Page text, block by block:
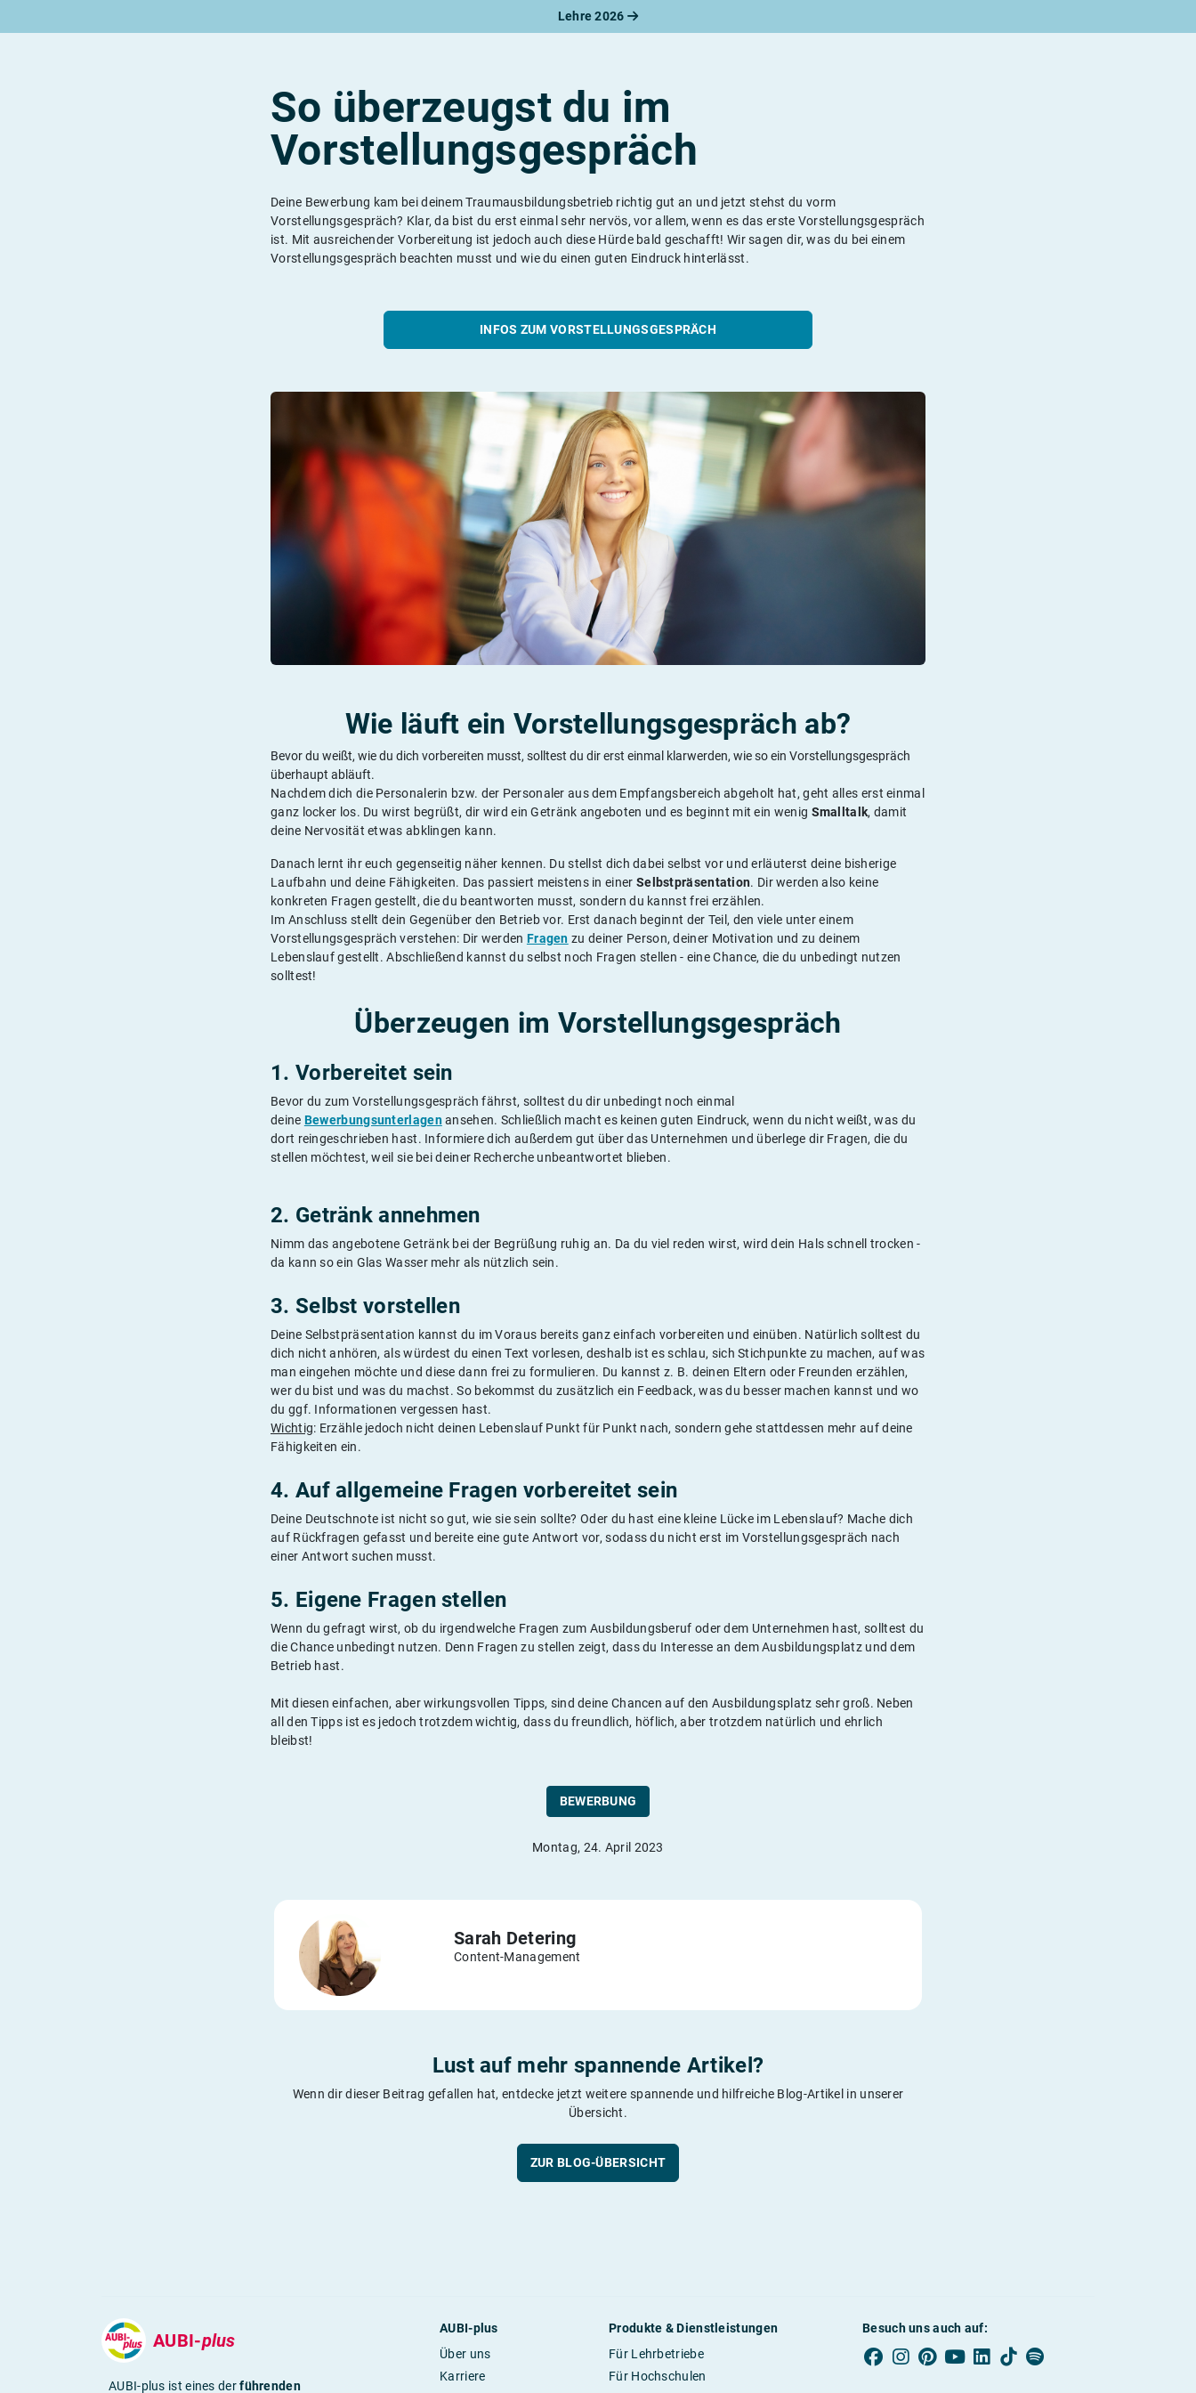
Lehre 2026
Rund um die LehreRund um das duale StudiumRund um Berufe
Berufs-Check starten
So überzeugst du im
Vorstellungsgespräch
Deine Bewerbung kam bei deinem Traumausbildungsbetrieb richtig gut an und jetzt stehst du vorm
Vorstellungsgespräch? Klar, da bist du erst einmal sehr nervös, vor allem, wenn es das erste Vorstellungsgespräch
ist. Mit ausreichender Vorbereitung ist jedoch auch diese Hürde bald geschafft! Wir sagen dir, was du bei einem
Vorstellungsgespräch beachten musst und wie du einen guten Eindruck hinterlässt.
INFOS ZUM VORSTELLUNGSGESPRÄCH
Wie läuft ein Vorstellungsgespräch ab?
Bevor du weißt, wie du dich vorbereiten musst, solltest du dir erst einmal klarwerden, wie so ein Vorstellungsgespräch
überhaupt abläuft.
Nachdem dich die Personalerin bzw. der Personaler aus dem Empfangsbereich abgeholt hat, geht alles erst einmal
ganz locker los. Du wirst begrüßt, dir wird ein Getränk angeboten und es beginnt mit ein wenig Smalltalk, damit
deine Nervosität etwas abklingen kann.
Danach lernt ihr euch gegenseitig näher kennen. Du stellst dich dabei selbst vor und erläuterst deine bisherige
Laufbahn und deine Fähigkeiten. Das passiert meistens in einer Selbstpräsentation. Dir werden also keine
konkreten Fragen gestellt, die du beantworten musst, sondern du kannst frei erzählen.
Im Anschluss stellt dein Gegenüber den Betrieb vor. Erst danach beginnt der Teil, den viele unter einem
Vorstellungsgespräch verstehen: Dir werden Fragen zu deiner Person, deiner Motivation und zu deinem
Lebenslauf gestellt. Abschließend kannst du selbst noch Fragen stellen - eine Chance, die du unbedingt nutzen
solltest!
Überzeugen im Vorstellungsgespräch
1. Vorbereitet sein
Bevor du zum Vorstellungsgespräch fährst, solltest du dir unbedingt noch einmal
deine Bewerbungsunterlagenansehen. Schließlich macht es keinen guten Eindruck, wenn du nicht weißt, was du
dort reingeschrieben hast. Informiere dich außerdem gut über das Unternehmen und überlege dir Fragen, die du
stellen möchtest, weil sie bei deiner Recherche unbeantwortet blieben.
2. Getränk annehmen
Nimm das angebotene Getränk bei der Begrüßung ruhig an. Da du viel reden wirst, wird dein Hals schnell trocken -
da kann so ein Glas Wasser mehr als nützlich sein.
3. Selbst vorstellen
Deine Selbstpräsentation kannst du im Voraus bereits ganz einfach vorbereiten und einüben. Natürlich solltest du
dich nicht anhören, als würdest du einen Text vorlesen, deshalb ist es schlau, sich Stichpunkte zu machen, auf was
man eingehen möchte und diese dann frei zu formulieren. Du kannst z. B. deinen Eltern oder Freunden erzählen,
wer du bist und was du machst. So bekommst du zusätzlich ein Feedback, was du besser machen kannst und wo
du ggf. Informationen vergessen hast.
Wichtig: Erzähle jedoch nicht deinen Lebenslauf Punkt für Punkt nach, sondern gehe stattdessen mehr auf deine
Fähigkeiten ein.
4. Auf allgemeine Fragen vorbereitet sein
Deine Deutschnote ist nicht so gut, wie sie sein sollte? Oder du hast eine kleine Lücke im Lebenslauf? Mache dich
auf Rückfragen gefasst und bereite eine gute Antwort vor, sodass du nicht erst im Vorstellungsgespräch nach
einer Antwort suchen musst.
5. Eigene Fragen stellen
Wenn du gefragt wirst, ob du irgendwelche Fragen zum Ausbildungsberuf oder dem Unternehmen hast, solltest du
die Chance unbedingt nutzen. Denn Fragen zu stellen zeigt, dass du Interesse an dem Ausbildungsplatz und dem
Betrieb hast.
Mit diesen einfachen, aber wirkungsvollen Tipps, sind deine Chancen auf den Ausbildungsplatz sehr groß. Neben
all den Tipps ist es jedoch trotzdem wichtig, dass du freundlich, höflich, aber trotzdem natürlich und ehrlich
bleibst!
BEWERBUNG
Montag, 24. April 2023
Sarah Detering
Content-Management
Lust auf mehr spannende Artikel?
Wenn dir dieser Beitrag gefallen hat, entdecke jetzt weitere spannende und hilfreiche Blog-Artikel in unserer
Übersicht.
ZUR BLOG-ÜBERSICHT
AUBI-plus
AUBI-plus ist eines derführenden
AUBI-plus
Über uns
Karriere
Produkte & Dienstleistungen
Für Lehrbetriebe
Für Hochschulen
Besuch uns auch auf: